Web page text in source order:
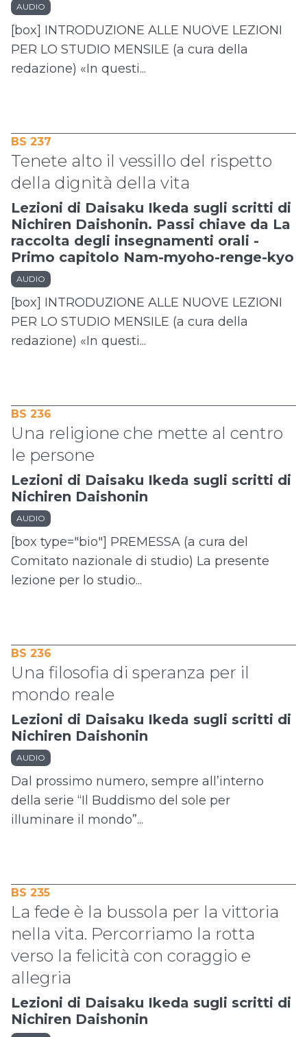
AUDIO
[box] INTRODUZIONE ALLE NUOVE LEZIONI
PER LO STUDIO MENSILE (a cura della
redazione) «In questi...
BS 237
Tenete alto il vessillo del rispetto
della dignità della vita
Lezioni di Daisaku Ikeda sugli scritti di
Nichiren Daishonin. Passi chiave da La
raccolta degli insegnamenti orali -
Primo capitolo Nam-myoho-renge-kyo
AUDIO
[box] INTRODUZIONE ALLE NUOVE LEZIONI
PER LO STUDIO MENSILE (a cura della
redazione) «In questi...
BS 236
Una religione che mette al centro
le persone
Lezioni di Daisaku Ikeda sugli scritti di
Nichiren Daishonin
AUDIO
[box type="bio"] PREMESSA (a cura del
Comitato nazionale di studio) La presente
lezione per lo studio...
BS 236
Una filosofia di speranza per il
mondo reale
Lezioni di Daisaku Ikeda sugli scritti di
Nichiren Daishonin
AUDIO
Dal prossimo numero, sempre all’interno
della serie “Il Buddismo del sole per
illuminare il mondo”...
BS 235
La fede è la bussola per la vittoria
nella vita. Percorriamo la rotta
verso la felicità con coraggio e
allegria
Lezioni di Daisaku Ikeda sugli scritti di
Nichiren Daishonin